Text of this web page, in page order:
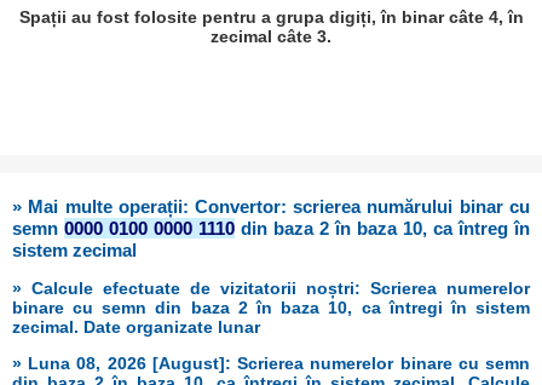
Spații au fost folosite pentru a grupa digiți, în binar câte 4, în
zecimal câte 3.
» Mai multe operații: Convertor: scrierea numărului binar cu
semn0000 0100 0000 1110 din baza 2 în baza 10, ca întreg în
sistem zecimal
» Calcule efectuate de vizitatorii noștri: Scrierea numerelor
binare cu semn din baza 2 în baza 10, ca întregi în sistem
zecimal. Date organizate lunar
» Luna 08, 2026 [August]: Scrierea numerelor binare cu semn